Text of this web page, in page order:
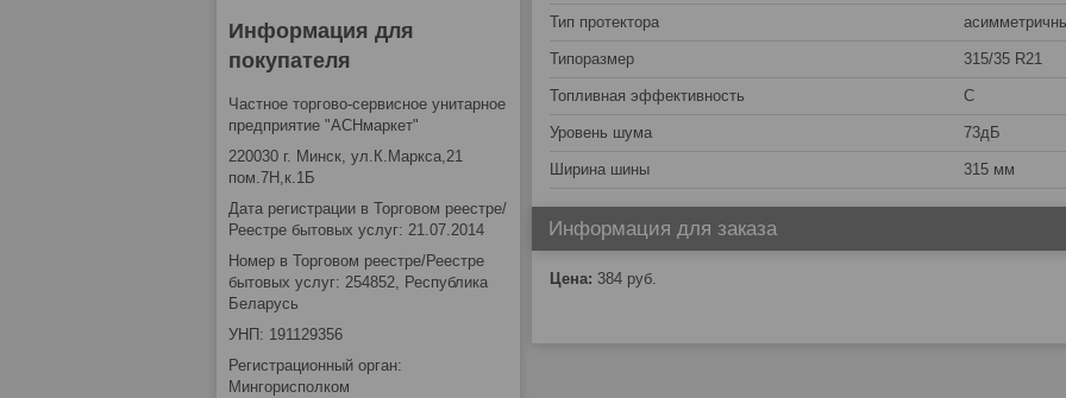
Тип протектора
Типоразмер 315/35 R21
Топливная эффективность C
Уровень шума 73дБ
Ширина шины 315 мм
Информация для заказа
Цена: 384 руб.
Информация для
покупателя
Частное торгово-сервисное унитарное
предприятие "АСНмаркет"
220030 г. Минск, ул.К.Маркса,21
пом.7Н,к.1Б
Дата регистрации в Торговом реестре/
Реестре бытовых услуг: 21.07.2014
Номер в Торговом реестре/Реестре
бытовых услуг: 254852, Республика
Беларусь
УНП: 191129356
Регистрационный орган:
Мингорисполком